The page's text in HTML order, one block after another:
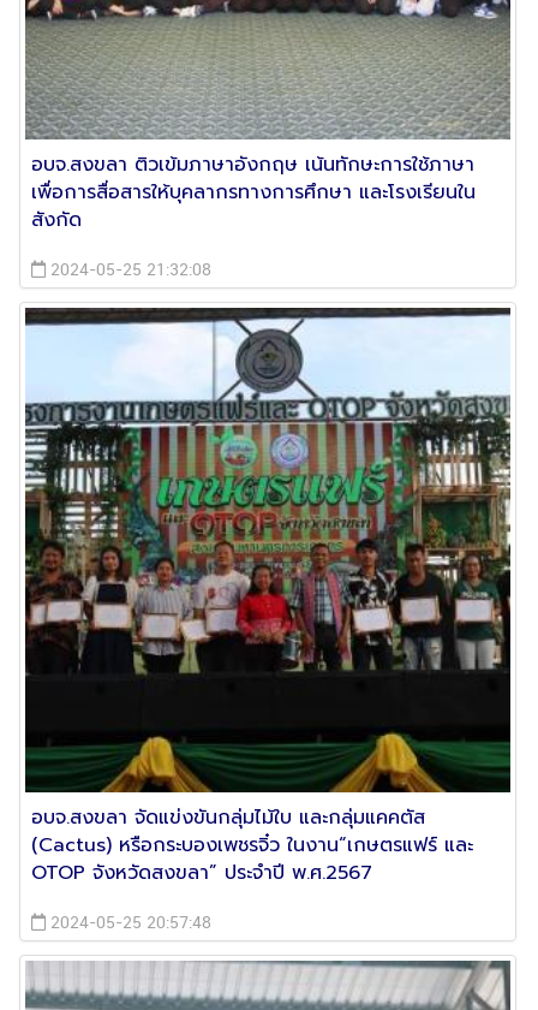
อบจ.สงขลา ติวเข้มภาษาอังกฤษ เน้นทักษะการใช้ภาษา
เพื่อการสื่อสารให้บุคลากรทางการศึกษา และโรงเรียนใน
สังกัด
2024-05-25 21:32:08
อบจ.สงขลา จัดแข่งขันกลุ่มไม้ใบ และกลุ่มแคคตัส
(Cactus) หรือกระบองเพชรจิ๋ว ในงาน“เกษตรแฟร์ และ
OTOP จังหวัดสงขลา” ประจำปี พ.ศ.2567
2024-05-25 20:57:48